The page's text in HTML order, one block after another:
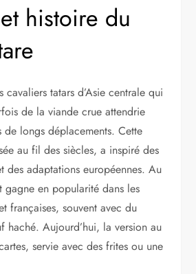
histoire du
cavaliers tatars d’Asie centrale qui
de la viande crue attendrie
de longs déplacements. Cette
au fil des siècles, a inspiré des
des adaptations européennes. Au
gagne en popularité dans les
françaises, souvent avec du
Aujourd’hui, la version au
servie avec des frites ou une